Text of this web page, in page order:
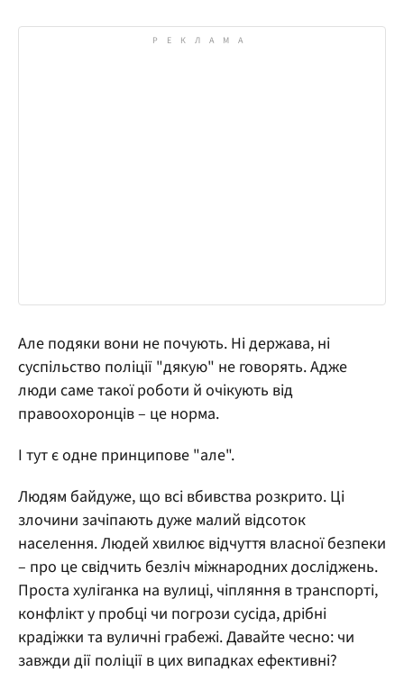
Але подяки вони не почують. Ні держава, ні
суспільство поліції "дякую" не говорять. Адже
люди саме такої роботи й очікують від
правоохоронців – це норма.
І тут є одне принципове "але".
Людям байдуже, що всі вбивства розкрито. Ці
злочини зачіпають дуже малий відсоток
населення. Людей хвилює відчуття власної безпеки
– про це свідчить безліч міжнародних досліджень.
Проста хуліганка на вулиці, чіпляння в транспорті,
конфлікт у пробці чи погрози сусіда, дрібні
крадіжки та вуличні грабежі. Давайте чесно: чи
завжди дії поліції в цих випадках ефективні?